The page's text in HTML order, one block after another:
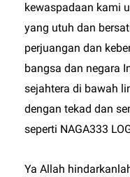
kewaspadaan kami
yang utuh dan
perjuangan dan
bangsa dan negara
sejahtera di bawah
dengan tekad dan
seperti NAGA333
Ya Allah